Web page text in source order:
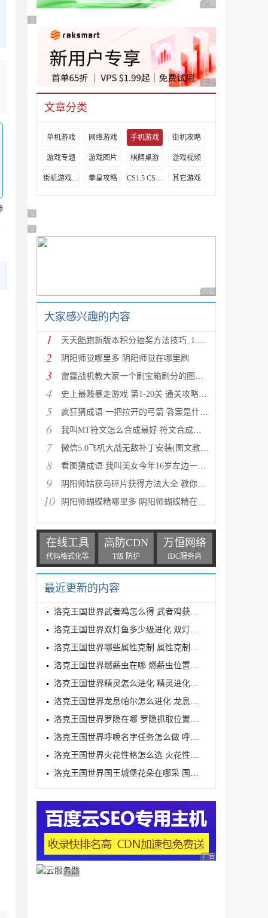
广告 商业广告，理性
广告 商业广告，理性选择
广告 商业广告，理性
文章分类
单机游戏 网络游戏 手机游戏 街机攻略
游戏专题 游戏图片 棋牌桌游 游戏视频
街机游戏出招表 拳皇攻略 CS1.5 CS1.6攻略 其它游戏
广告 商业广告，理性选择
广告 商业广告，理性选择
广告 商业广告，理性
大家感兴趣的内容
1 天天酷跑新版本积分抽奖方法技巧_1.0.8.0版新人物新坐
2 阴阳师觉哪里多 阴阳师觉在哪里刷
3 雷霆战机教大家一个刷宝箱刷分的图文教程
4 史上最贱暴走游戏 第1-20关 通关攻略(图文详解)
5 疯狂猜成语 一把拉开的弓箭 答案是什么成语
6 我叫MT符文怎么合成最好 符文合成攻略推荐
7 微信5.0飞机大战无敌补丁安装(图文教程) 高分攻略
8 看图猜成语 我叫美女今年16岁左边一个女人 答案是什么
9 阴阳师姑获鸟碎片获得方法大全 教你如何快速获得姑获
10 阴阳师蝴蝶精哪里多 阴阳师蝴蝶精在哪里刷
在线工具
代码格式化等
高防CDN
T级 防护
万恒网络
IDC服务商
最近更新的内容
洛克王国世界武者鸡怎么得 武者鸡获得方式
洛克王国世界双灯鱼多少级进化 双灯鱼进化等级介绍
洛克王国世界哪些属性克制 属性克制表分享
洛克王国世界燃薪虫在哪 燃薪虫位置详解
洛克王国世界精灵怎么进化 精灵进化方式
洛克王国世界龙息帕尔怎么进化 龙息帕尔进化介绍
洛克王国世界罗隐在哪 罗隐抓取位置分享
洛克王国世界呼唤名字任务怎么做 呼唤名字任务完成方
洛克王国世界火花性格怎么选 火花性格推荐
洛克王国世界国王城堡花朵在哪采 国王城堡全花朵采集
广告 商业广告，理性
广告 商业广告，理性选择